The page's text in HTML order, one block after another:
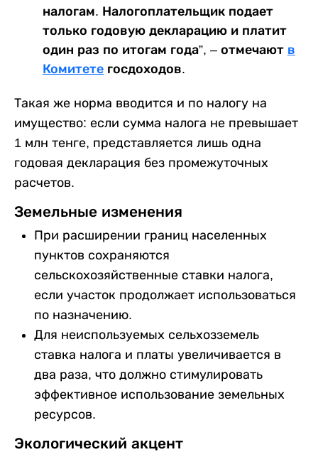
налогам. Налогоплательщик подает
только годовую декларацию и платит
один раз по итогам года”, – отмечают в
Комитете госдоходов.
Такая же норма вводится и по налогу на
имущество: если сумма налога не превышает
1 млн тенге, представляется лишь одна
годовая декларация без промежуточных
расчетов.
Земельные изменения
При расширении границ населенных
пунктов сохраняются
сельскохозяйственные ставки налога,
если участок продолжает использоваться
по назначению.
Для неиспользуемых сельхозземель
ставка налога и платы увеличивается в
два раза, что должно стимулировать
эффективное использование земельных
ресурсов.
Экологический акцент